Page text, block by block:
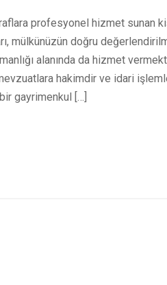
profesyonel hizmet sunan
mülkünüzün doğru
alanında da hizmet
hakimdir ve idari
gayrimenkul […]